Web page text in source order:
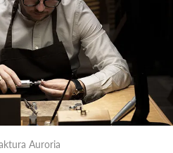
Dzięki temu
jubilerskie najwyższej klasy.
Auroria